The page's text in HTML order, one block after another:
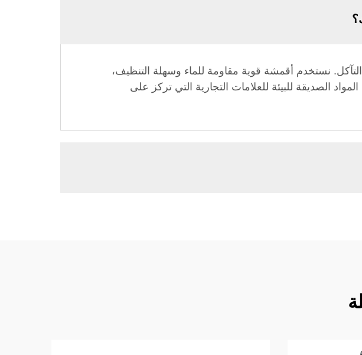
نستخدم أقمشة قوية مقاومة للماء وسهلة التنظيف،
الصديقة للبيئة للعلامات التجارية التي تركز على